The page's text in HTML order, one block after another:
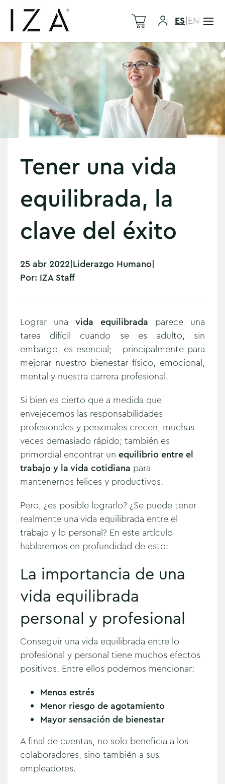
ES|EN
Tener una vida
equilibrada, la
clave del éxito
25 abr 2022|Liderazgo Humano|
Por: IZA Staff
Lograr una vida equilibrada parece una
tarea difícil cuando se es adulto, sin
embargo, es esencial; principalmente para
mejorar nuestro bienestar físico, emocional,
mental y nuestra carrera profesional.
Si bien es cierto que a medida que
envejecemos las responsabilidades
profesionales y personales crecen, muchas
veces demasiado rápido; también es
primordial encontrar un equilibrio entre el
trabajo y la vida cotidiana para
mantenernos felices y productivos.
Pero, ¿es posible lograrlo? ¿Se puede tener
realmente una vida equilibrada entre el
trabajo y lo personal? En este artículo
hablaremos en profundidad de esto:
La importancia de una
vida equilibrada
personal y profesional
Conseguir una vida equilibrada entre lo
profesional y personal tiene muchos efectos
positivos. Entre ellos podemos mencionar:
Menos estrés
Menor riesgo de agotamiento
Mayor sensación de bienestar
A final de cuentas, no solo beneficia a los
colaboradores, sino también a sus
empleadores.